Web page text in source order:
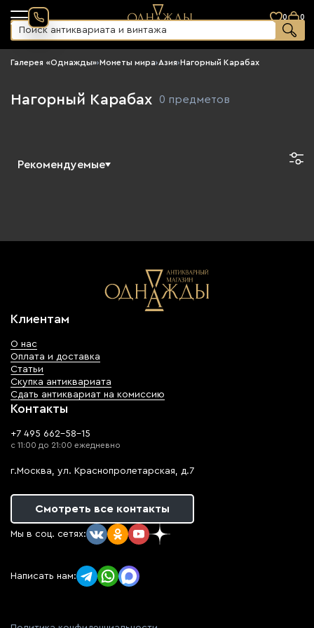
0 0
Галерея «Однажды»›Монеты мира›Азия›Нагорный Карабах
Нагорный Карабах 0 предметов
Рекомендуемые
Клиентам
О нас
Оплата и доставка
Статьи
Скупка антиквариата
Сдать антиквариат на комиссию
Контакты
+7 495 662-58-15
с 11:00 до 21:00 ежедневно
г.Москва, ул. Краснопролетарская, д.7
Смотреть все контакты
Мы в соц. сетях:
Написать нам: